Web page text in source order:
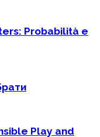
Probabilità e
Play and